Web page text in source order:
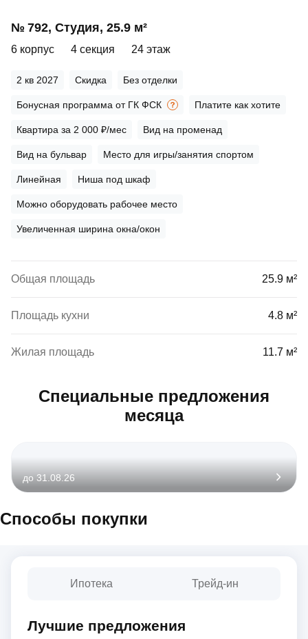
№ 792, Студия, 25.9 м²
6 корпус 4 секция 24 этаж
2 кв 2027 Скидка Без отделки
Бонусная программа от ГК ФСК Платите как хотите
Квартира за 2 000 ₽/мес Вид на променад
Вид на бульвар Место для игры/занятия спортом
Линейная Ниша под шкаф
Можно оборудовать рабочее место
Увеличенная ширина окна/окон
Общая площадь 25.9 м²
Площадь кухни 4.8 м²
Жилая площадь 11.7 м²
Специальные предложения
месяца
до 31.08.26
Способы покупки
Ипотека Трейд-ин
Лучшие предложения